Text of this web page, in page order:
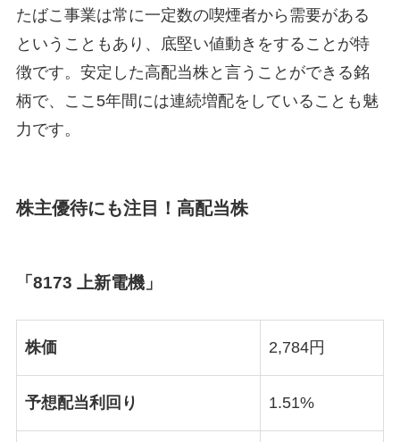
たばこ事業は常に一定数の喫煙者から需要がある
ということもあり、底堅い値動きをすることが特
徴です。安定した高配当株と言うことができる銘
柄で、ここ5年間には連続増配をしていることも魅
力です。
株主優待にも注目！高配当株
「8173 上新電機」
株価 2,784円
予想配当利回り 1.51%